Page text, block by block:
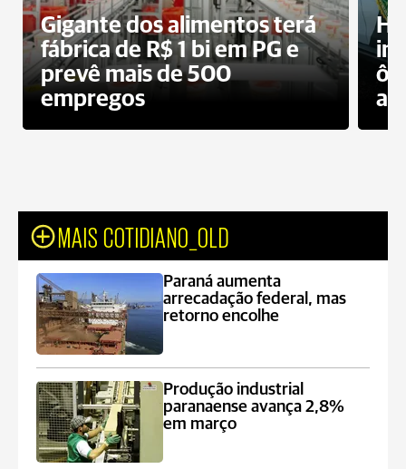
Gigante dos alimentos terá
fábrica de R$ 1 bi em PG e
prevê mais de 500
empregos
MAIS COTIDIANO_OLD
Paraná aumenta
arrecadação federal, mas
retorno encolhe
Produção industrial
paranaense avança 2,8%
em março